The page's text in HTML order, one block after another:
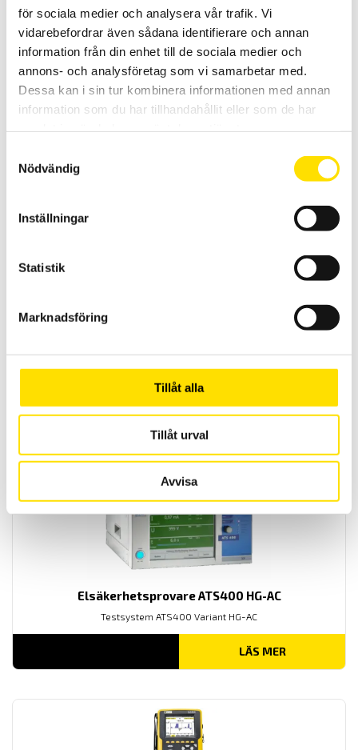
för sociala medier och analysera vår trafik. Vi
vidarebefordrar även sådana identifierare och annan
information från din enhet till de sociala medier och
annons- och analysföretag som vi samarbetar med.
Dessa kan i sin tur kombinera informationen med annan
information som du har tillhandahållit eller som de har
Nödvändig
Inställningar
Statistik
Marknadsföring
Tillåt alla
Tillåt urval
Avvisa
Elsäkerhetsprovare ATS400 UHP
ATS400 variant UHP för elsäkerhetsprovning, kombisystem med 2-
Elsäkerhetsprovare ATS400 HG-AC
Testsystem ATS400 Variant HG-AC
LÄS MER